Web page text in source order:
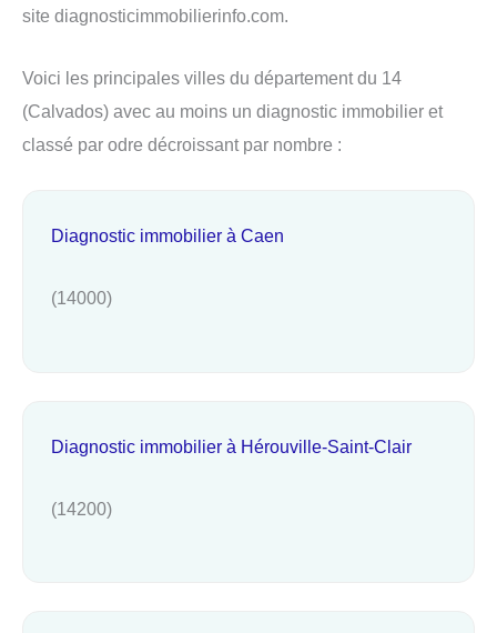
site diagnosticimmobilierinfo.com.
Voici les principales villes du département du 14
(Calvados) avec au moins un diagnostic immobilier et
classé par odre décroissant par nombre :
Diagnostic immobilier à Caen
(14000)
Diagnostic immobilier à Hérouville-Saint-Clair
(14200)